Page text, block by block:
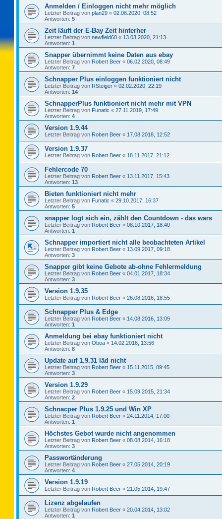
Anmelden / Einloggen nicht mehr möglich
Letzter Beitrag von plan29 « 02.08.2020, 08:52
Antworten: 5
Zeit läuft der E-Bay Zeit hinterher
Letzter Beitrag von newfield60 « 13.03.2020, 21:13
Antworten: 1
Snapper übernimmt keine Daten aus ebay
Letzter Beitrag von Robert Beer « 06.02.2020, 08:49
Antworten: 7
Schnapper Plus einloggen funktioniert nicht
Letzter Beitrag von RSteiger « 02.02.2020, 22:19
Antworten: 14
SchnapperPlus funktioniert nicht mehr mit VPN
Letzter Beitrag von Funatic « 27.11.2019, 17:49
Antworten: 4
Version 1.9.44
Letzter Beitrag von Robert Beer « 17.08.2018, 12:52
Version 1.9.37
Letzter Beitrag von Robert Beer « 18.11.2017, 21:12
Fehlercode 70
Letzter Beitrag von Robert Beer « 13.11.2017, 15:43
Antworten: 13
Bieten funktioniert nicht mehr
Letzter Beitrag von Funatic « 29.10.2017, 16:37
Antworten: 5
snapper logt sich ein, zählt den Countdown - das wars
Letzter Beitrag von Robert Beer « 08.10.2017, 18:40
Antworten: 1
Schnapper importiert nicht alle beobachteten Artikel
Letzter Beitrag von Robert Beer « 13.09.2017, 09:18
Antworten: 3
Snapper gibt keine Gebote ab-ohne Fehlermeldung
Letzter Beitrag von Robert Beer « 04.01.2017, 18:34
Antworten: 3
Version 1.9.35
Letzter Beitrag von Robert Beer « 26.08.2016, 18:55
Schnapper Plus & Edge
Letzter Beitrag von Robert Beer « 14.08.2016, 13:09
Antworten: 1
Anmeldung bei ebay funktioniert nicht
Letzter Beitrag von Oboa « 14.02.2016, 13:56
Antworten: 8
Update auf 1.9.31 läd nicht
Letzter Beitrag von Robert Beer « 15.11.2015, 09:45
Antworten: 3
Version 1.9.29
Letzter Beitrag von Robert Beer « 15.09.2015, 21:34
Antworten: 2
Schnacper Plus 1.9.25 und Win XP
Letzter Beitrag von Robert Beer « 24.11.2014, 17:00
Antworten: 1
Höchstes Gebot wurde nicht angenommen
Letzter Beitrag von Robert Beer « 08.08.2014, 16:18
Antworten: 3
Passwortänderung
Letzter Beitrag von Robert Beer « 27.05.2014, 20:19
Antworten: 4
Version 1.9.19
Letzter Beitrag von Robert Beer « 21.05.2014, 19:47
Lizenz abgelaufen
Letzter Beitrag von Robert Beer « 20.04.2014, 13:02
Antworten: 1